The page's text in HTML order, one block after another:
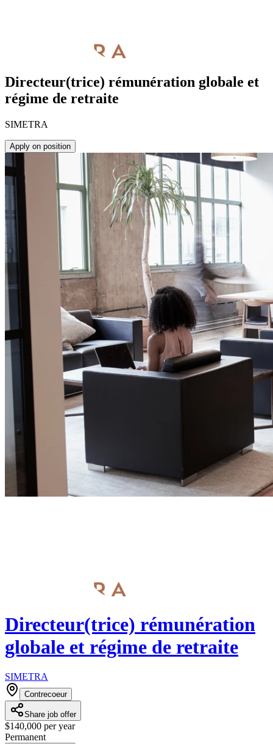
Directeur(trice) rémunération globale et
régime de retraite
SIMETRA
Apply on position
Directeur(trice) rémunération
globale et régime de retraite
SIMETRA
Contrecoeur
Share job offer
$140,000 per year
Permanent